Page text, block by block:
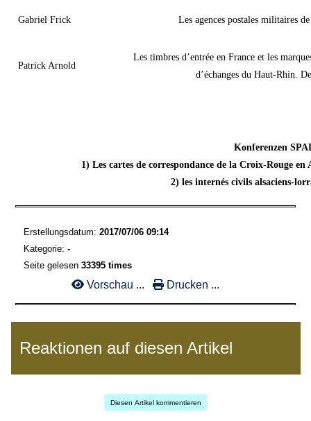
Gabriel Frick Les agences postales militaires
Patrick Arnold
Les timbres d’entrée en France et les
d’échanges du Haut-Rhin.
Konferenzen
1) Les cartes de correspondance de la Croix-Rouge
2) les internés civils alsaciens-
Erstellungsdatum: 2017/07/06 09:14
Kategorie: -
Seite gelesen 33395 times
Vorschau ... Drucken ...
Reaktionen auf diesen Artikel
Diesen Artikel kommentieren